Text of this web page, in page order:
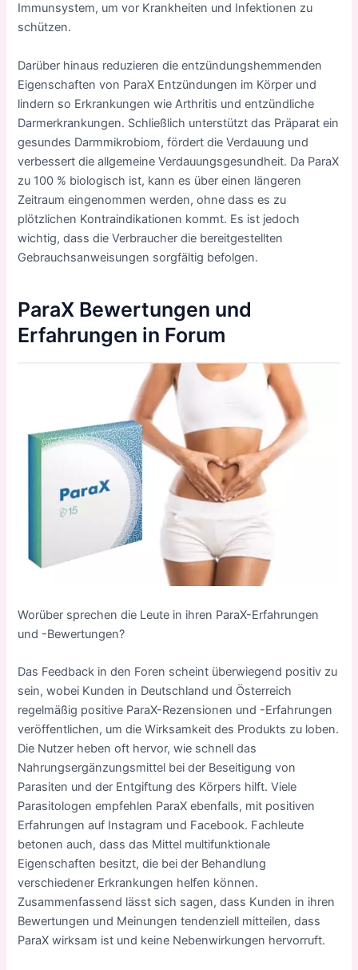
Immunsystem, um vor Krankheiten und Infektionen zu
schützen.
Darüber hinaus reduzieren die entzündungshemmenden
Eigenschaften von ParaX Entzündungen im Körper und
lindern so Erkrankungen wie Arthritis und entzündliche
Darmerkrankungen. Schließlich unterstützt das Präparat ein
gesundes Darmmikrobiom, fördert die Verdauung und
verbessert die allgemeine Verdauungsgesundheit. Da ParaX
zu 100 % biologisch ist, kann es über einen längeren
Zeitraum eingenommen werden, ohne dass es zu
plötzlichen Kontraindikationen kommt. Es ist jedoch
wichtig, dass die Verbraucher die bereitgestellten
Gebrauchsanweisungen sorgfältig befolgen.
ParaX Bewertungen und
Erfahrungen in Forum
Worüber sprechen die Leute in ihren ParaX-Erfahrungen
und -Bewertungen?
Das Feedback in den Foren scheint überwiegend positiv zu
sein, wobei Kunden in Deutschland und Österreich
regelmäßig positive ParaX-Rezensionen und -Erfahrungen
veröffentlichen, um die Wirksamkeit des Produkts zu loben.
Die Nutzer heben oft hervor, wie schnell das
Nahrungsergänzungsmittel bei der Beseitigung von
Parasiten und der Entgiftung des Körpers hilft. Viele
Parasitologen empfehlen ParaX ebenfalls, mit positiven
Erfahrungen auf Instagram und Facebook. Fachleute
betonen auch, dass das Mittel multifunktionale
Eigenschaften besitzt, die bei der Behandlung
verschiedener Erkrankungen helfen können.
Zusammenfassend lässt sich sagen, dass Kunden in ihren
Bewertungen und Meinungen tendenziell mitteilen, dass
ParaX wirksam ist und keine Nebenwirkungen hervorruft.